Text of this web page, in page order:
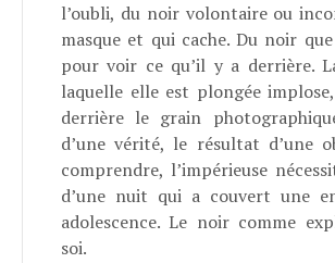
l’oubli, du noir volontaire ou
masque et qui cache. Du noir
pour voir ce qu’il y a derrière.
laquelle elle est plongée
derrière le grain
d’une vérité, le résultat d’une
comprendre, l’impérieuse
d’une nuit qui a couvert une
adolescence. Le noir comme
soi.